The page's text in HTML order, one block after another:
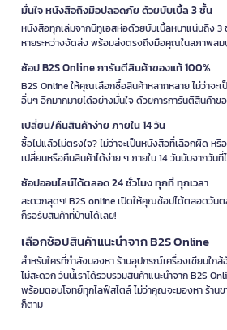
มั่นใจ หนังสือถึงมือปลอดภัย ด้วยบับเบิ้ล 3 ชั้น
หนังสือทุกเล่มจากบีทูเอสห่อด้วยบับเบิ้ลหนาแน่นถึง 3
หายระหว่างจัดส่ง พร้อมส่งตรงถึงมือคุณในสภาพส
ช้อป B2S Online การันตีสินค้าของแท้ 100%
B2S Online ให้คุณเลือกซื้อสินค้าหลากหลาย ไม่ว่าจะ
อื่นๆ อีกมากมายได้อย่างมั่นใจ ด้วยการการันตีสินค้าข
เปลี่ยน/คืนสินค้าง่าย ภายใน 14 วัน
ซื้อไปแล้วไม่ตรงใจ? ไม่ว่าจะเป็นหนังสือที่เลือกผิด
เปลี่ยนหรือคืนสินค้าได้ง่าย ๆ ภายใน 14 วันนับจากวันที่
ช้อปออนไลน์ได้ตลอด 24 ชั่วโมง ทุกที่ ทุกเวลา
สะดวกสุดๆ! B2S online เปิดให้คุณช้อปได้ตลอดวัน
ก็รอรับสินค้าที่บ้านได้เลย!
เลือกช้อปสินค้าแนะนำจาก B2S Online
สำหรับใครที่กำลังมองหา ร้านอุปกรณ์เครื่องเขียนใก
ไม่สะดวก วันนี้เราได้รวบรวมสินค้าแนะนำจาก B2S
พร้อมตอบโจทย์ทุกไลฟ์สไตล์ ไม่ว่าคุณจะมองหา ร้าน
ก็ตาม